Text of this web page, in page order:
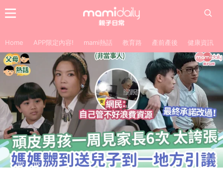
Home APP限定內容! mami熱話 教育路 產前產後 健康資訊